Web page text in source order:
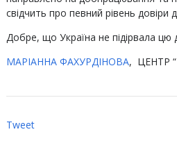
свідчить про певний рівень довіри
Добре, що Україна не підірвала цю
МАРІАННА ФАХУРДІНОВА, ЦЕНТР
Tweet